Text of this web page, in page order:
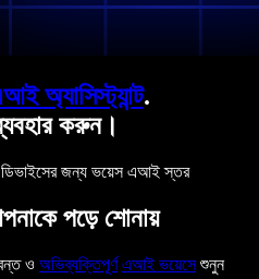
অ্যাসিস্ট্যান্ট.
করুন।
ডিভাইসের জন্য ভয়েস এআই স্তর
পড়ে শোনায়
ও অভিব্যক্তিপূর্ণ এআই ভয়েসেশুনুন